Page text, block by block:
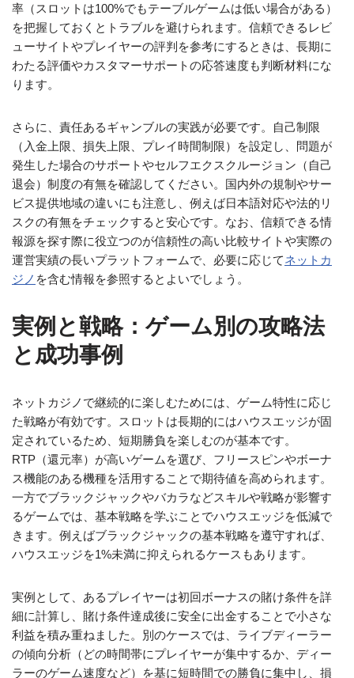
率（スロットは100%でもテーブルゲームは低い場合がある）
を把握しておくとトラブルを避けられます。信頼できるレビ
ューサイトやプレイヤーの評判を参考にするときは、長期に
わたる評価やカスタマーサポートの応答速度も判断材料にな
ります。
さらに、責任あるギャンブルの実践が必要です。自己制限
（入金上限、損失上限、プレイ時間制限）を設定し、問題が
発生した場合のサポートやセルフエクスクルージョン（自己
退会）制度の有無を確認してください。国内外の規制やサー
ビス提供地域の違いにも注意し、例えば日本語対応や法的リ
スクの有無をチェックすると安心です。なお、信頼できる情
報源を探す際に役立つのが信頼性の高い比較サイトや実際の
運営実績の長いプラットフォームで、必要に応じてネットカ
ジノ を含む情報を参照するとよいでしょう。
実例と戦略：ゲーム別の攻略法
と成功事例
ネットカジノで継続的に楽しむためには、ゲーム特性に応じ
た戦略が有効です。スロットは長期的にはハウスエッジが固
定されているため、短期勝負を楽しむのが基本です。
RTP（還元率）が高いゲームを選び、フリースピンやボーナ
ス機能のある機種を活用することで期待値を高められます。
一方でブラックジャックやバカラなどスキルや戦略が影響す
るゲームでは、基本戦略を学ぶことでハウスエッジを低減で
きます。例えばブラックジャックの基本戦略を遵守すれば、
ハウスエッジを1%未満に抑えられるケースもあります。
実例として、あるプレイヤーは初回ボーナスの賭け条件を詳
細に計算し、賭け条件達成後に安全に出金することで小さな
利益を積み重ねました。別のケースでは、ライブディーラー
の傾向分析（どの時間帯にプレイヤーが集中するか、ディー
ラーのゲーム速度など）を基に短時間での勝負に集中し、損